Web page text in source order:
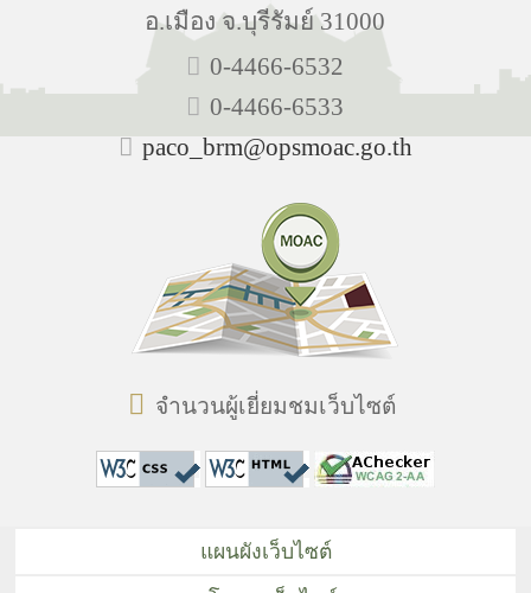
อ.เมือง จ.บุรีรัมย์ 31000
0-4466-6532
0-4466-6533
paco_brm@opsmoac.go.th
จำนวนผู้เยี่ยมชมเว็บไซต์
แผนผังเว็บไซต์